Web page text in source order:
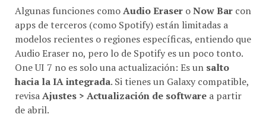
Algunas funciones como Audio Eraser oNow Bar con
apps de terceros (como Spotify) están limitadas a
modelos recientes o regiones específicas, entiendo que
Audio Eraser no, pero lo de Spotify es un poco tonto.
One UI 7 no es solo una actualización: Es un salto
hacia la IA integrada . Si tienes un Galaxy compatible,
revisa Ajustes > Actualización de software a partir
de abril.